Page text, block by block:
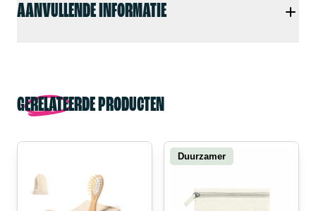
AANVULLENDE INFORMATIE
GERELATEERDE PRODUCTEN
Duurzamer